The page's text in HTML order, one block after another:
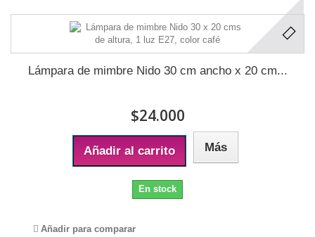
Lámpara de mimbre Nido 30 cm ancho x 20 cm...
$24.000
Añadir al carrito Más
En stock
Añadir para comparar